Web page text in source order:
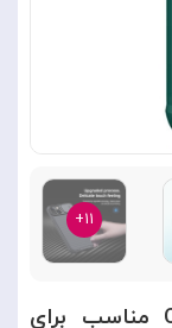
۱۱+
کاور نیلکین مدل CamShield Pro مناسب برای